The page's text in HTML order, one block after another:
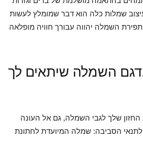
שמלות כלה הוא דבר שמומלץ לעשות
השמלה יהווה עבורך חוויה מופלאה
השמלה שיתאים לך
שלך לגבי השמלה, גם אל העונה
הסביבה: שמלה המיועדת לחתונת